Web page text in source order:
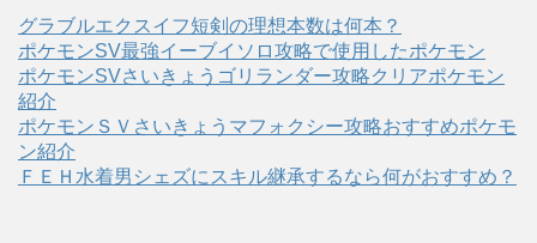
グラブルエクスイフ短剣の理想本数は何本？
ポケモンSV最強イーブイソロ攻略で使用したポケモン
ポケモンSVさいきょうゴリランダー攻略クリアポケモン
紹介
ポケモンＳＶさいきょうマフォクシー攻略おすすめポケモ
ン紹介
ＦＥＨ水着男シェズにスキル継承するなら何がおすすめ？